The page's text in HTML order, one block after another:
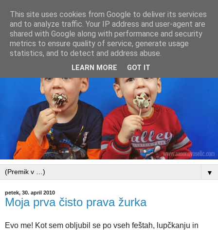
▼
petek, 30. april 2010
Moja prva čisto prava žurka
Evo me! Kot sem obljubil se po vseh feštah, lupčkanju in
This site uses cookies from Google to deliver its services
and to analyze traffic. Your IP address and user-agent are
shared with Google along with performance and security
metrics to ensure quality of service, generate usage
statistics, and to detect and address abuse.
LEARN MORE GOT IT